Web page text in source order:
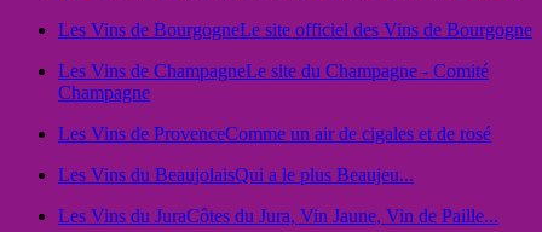
Les Vins de BourgogneLe site officiel des Vins de Bourgogne
Les Vins de ChampagneLe site du Champagne - Comité
Champagne
Les Vins de ProvenceComme un air de cigales et de rosé
Les Vins du BeaujolaisQui a le plus Beaujeu...
Les Vins du JuraCôtes du Jura, Vin Jaune, Vin de Paille...